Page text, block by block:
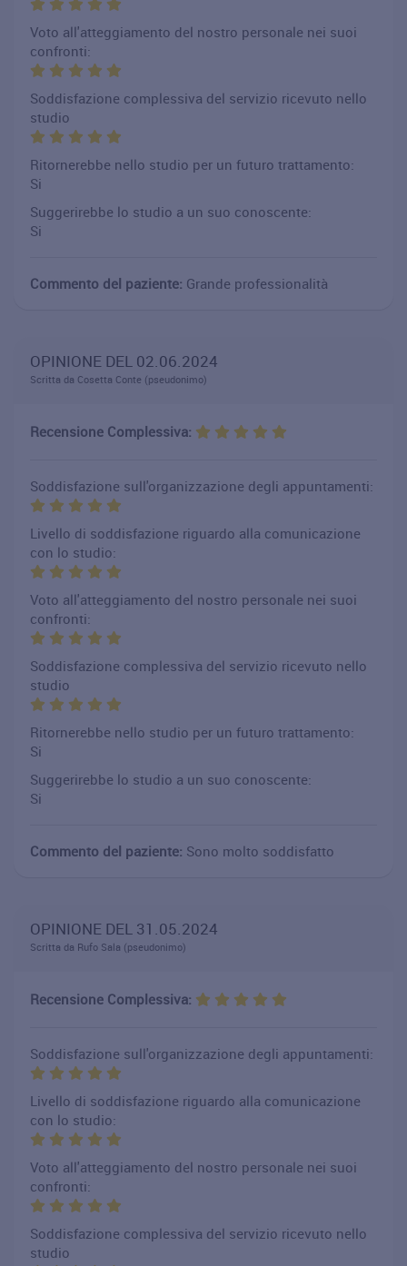
Voto all'atteggiamento del nostro personale nei suoi
confronti:
Soddisfazione complessiva del servizio ricevuto nello
studio
Ritornerebbe nello studio per un futuro trattamento:
Si
Suggerirebbe lo studio a un suo conoscente:
Si
Commento del paziente: Grande professionalità
OPINIONE DEL 02.06.2024
Scritta da Cosetta Conte (pseudonimo)
Recensione Complessiva:
Soddisfazione sull'organizzazione degli appuntamenti:
Livello di soddisfazione riguardo alla comunicazione
con lo studio:
Voto all'atteggiamento del nostro personale nei suoi
confronti:
Soddisfazione complessiva del servizio ricevuto nello
studio
Ritornerebbe nello studio per un futuro trattamento:
Si
Suggerirebbe lo studio a un suo conoscente:
Si
Commento del paziente: Sono molto soddisfatto
OPINIONE DEL 31.05.2024
Scritta da Rufo Sala (pseudonimo)
Recensione Complessiva:
Soddisfazione sull'organizzazione degli appuntamenti:
Livello di soddisfazione riguardo alla comunicazione
con lo studio:
Voto all'atteggiamento del nostro personale nei suoi
confronti:
Soddisfazione complessiva del servizio ricevuto nello
studio